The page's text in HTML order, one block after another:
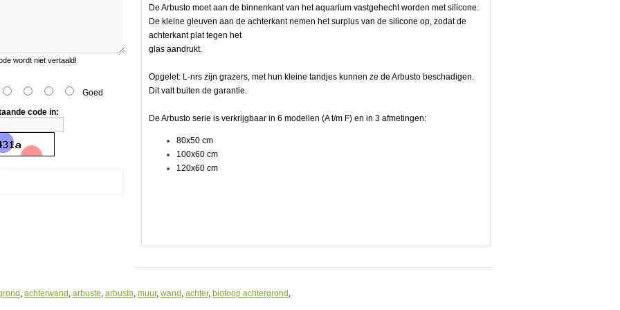
wordt niet vertaald!
Goed
code in:
De Arbusto moet aan de binnenkant van het aquarium vastgehecht worden met silicone.
De kleine gleuven aan de achterkant nemen het surplus van de silicone op, zodat de
achterkant plat tegen het
glas aandrukt.
Opgelet: L-nrs zijn grazers, met hun kleine tandjes kunnen ze de Arbusto beschadigen.
Dit valt buiten de garantie.
De Arbusto serie is verkrijgbaar in 6 modellen (A t/m F) en in 3 afmetingen:
80x50 cm
100x60 cm
120x60 cm
, achterwand , arbuste, arbusto, muur, wand , achter, biotoop achtergrond ,